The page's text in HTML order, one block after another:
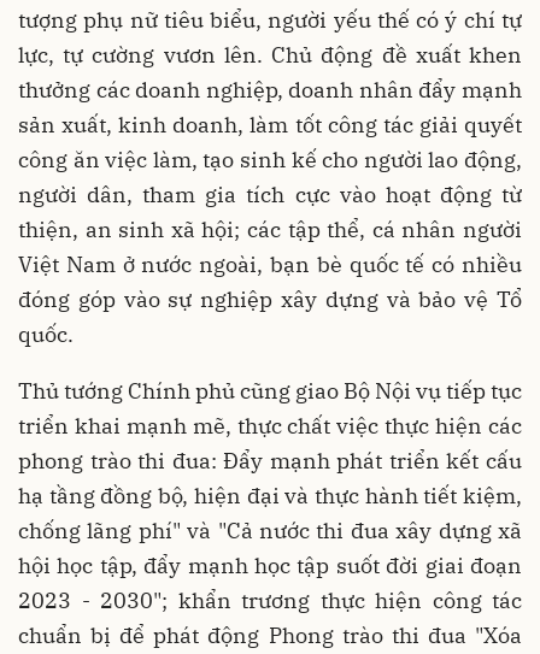
tượng phụ nữ tiêu biểu, người yếu thế có ý chí tự
lực, tự cường vươn lên. Chủ động đề xuất khen
thưởng các doanh nghiệp, doanh nhân đẩy mạnh
sản xuất, kinh doanh, làm tốt công tác giải quyết
công ăn việc làm, tạo sinh kế cho người lao động,
người dân, tham gia tích cực vào hoạt động từ
thiện, an sinh xã hội; các tập thể, cá nhân người
Việt Nam ở nước ngoài, bạn bè quốc tế có nhiều
đóng góp vào sự nghiệp xây dựng và bảo vệ Tổ
quốc.
Thủ tướng Chính phủ cũng giao Bộ Nội vụ tiếp tục
triển khai mạnh mẽ, thực chất việc thực hiện các
phong trào thi đua: Đẩy mạnh phát triển kết cấu
hạ tầng đồng bộ, hiện đại và thực hành tiết kiệm,
chống lãng phí" và "Cả nước thi đua xây dựng xã
hội học tập, đẩy mạnh học tập suốt đời giai đoạn
2023 - 2030"; khẩn trương thực hiện công tác
chuẩn bị để phát động Phong trào thi đua "Xóa